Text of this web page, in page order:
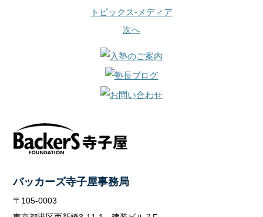
トピックス-メディア
次へ
バッカーズ寺子屋事務局
〒105-0003